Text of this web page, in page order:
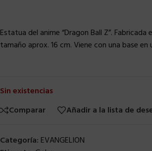
Estatua del anime “Dragon Ball Z”. Fabricada
tamaño aprox. 16 cm. Viene con una base en
Sin existencias
Comparar
Añadir a la lista de
Categoría: EVANGELION